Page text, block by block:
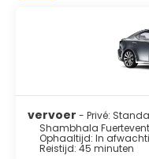
vervoer - Privé:
Shambhala
Ophaaltijd: In
Reistijd: 45 minuten